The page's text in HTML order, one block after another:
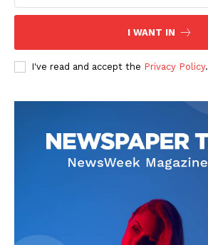
I WANT IN
I've read and accept the Privacy Policy.